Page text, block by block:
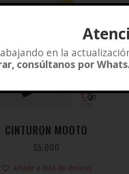
CINTURON MOOTO
$5.000
Añadir a lista de deseos
en la
consúltanos por